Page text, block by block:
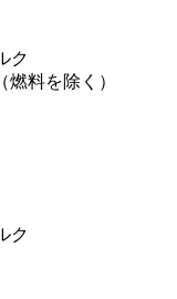
ク
燃料を除く）
ク